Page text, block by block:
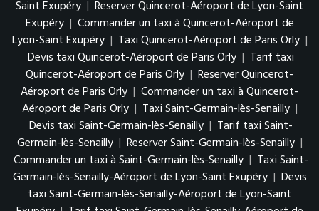
Saint Exupéry | Reserver Quincerot-Aéroport de Lyon-Saint
Exupéry | Commander un taxi à Quincerot-Aéroport de
Lyon-Saint Exupéry | Taxi Quincerot-Aéroport de Paris Orly |
Devis taxi Quincerot-Aéroport de Paris Orly | Tarif taxi
Quincerot-Aéroport de Paris Orly | Reserver Quincerot-
Aéroport de Paris Orly | Commander un taxi à Quincerot-
Aéroport de Paris Orly | Taxi Saint-Germain-lès-Senailly |
Devis taxi Saint-Germain-lès-Senailly | Tarif taxi Saint-
Germain-lès-Senailly | Reserver Saint-Germain-lès-Senailly |
Commander un taxi à Saint-Germain-lès-Senailly | Taxi Saint-
Germain-lès-Senailly-Aéroport de Lyon-Saint Exupéry | Devis
taxi Saint-Germain-lès-Senailly-Aéroport de Lyon-Saint